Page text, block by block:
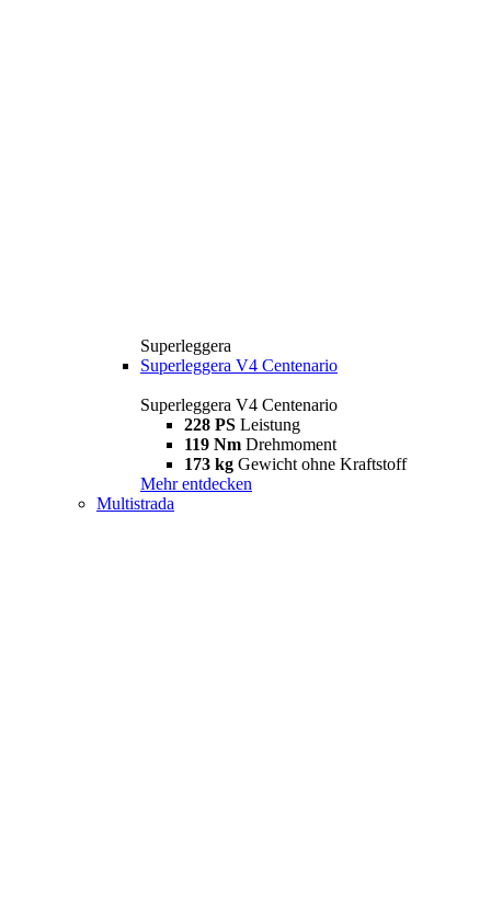
Superleggera
Superleggera V4 Centenario
Superleggera V4 Centenario
228 PS Leistung
119 Nm Drehmoment
173 kg Gewicht ohne Kraftstoff
Mehr entdecken
Multistrada